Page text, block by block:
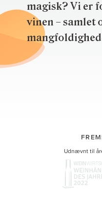
magisk? Vi er
vinen – samlet
Udnævnt til